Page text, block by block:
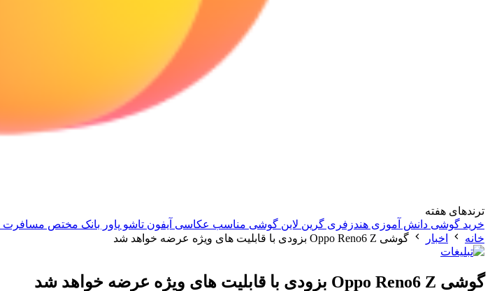
ترندهای هفته
خرید گوشی دانش آموزی هندزفری گرین لاین گوشی مناسب عکاسی آیفون تاشو پاور بانک مختص مسافرت
خانه
اخبار گوشی Oppo Reno6 Z بزودی با قابلیت های ویژه عرضه خواهد شد
گوشی Oppo Reno6 Z بزودی با قابلیت های ویژه عرضه خواهد شد